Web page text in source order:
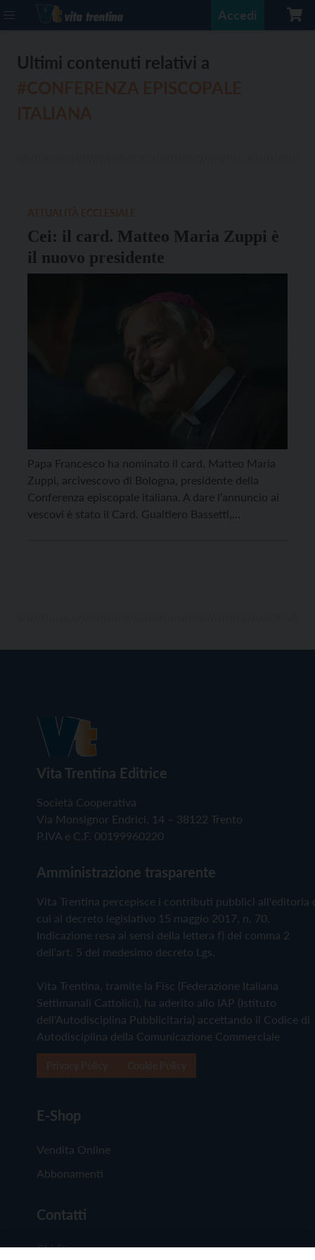
Accedi
Ultimi contenuti relativi a
Cei: il card. Matteo Maria Zuppi è
il nuovo presidente
Papa Francesco ha nominato il card. Matteo Maria
Zuppi, arcivescovo di Bologna, presidente della
Conferenza episcopale italiana. A dare l’annuncio ai
vescovi è stato il Card. Gualtiero Bassetti,
Vita Trentina Editrice
Società Cooperativa
Via Monsignor Endrici, 14 – 38122 Trento
P.IVA e C.F. 00199960220
Amministrazione trasparente
Vita Trentina percepisce i contributi pubblici all'editoria
cui al decreto legislativo 15 maggio 2017, n. 70.
Indicazione resa ai sensi della lettera f) del comma 2
dell'art. 5 del medesimo decreto Lgs.
Vita Trentina, tramite la Fisc (Federazione Italiana
Settimanali Cattolici), ha aderito allo IAP (Istituto
dell'Autodisciplina Pubblicitaria) accettando il Codice di
Autodisciplina della Comunicazione Commerciale
E-Shop
Vendita Online
Abbonamenti
Contatti
Chi Siamo